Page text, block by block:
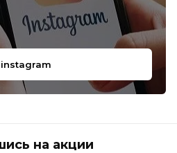
на акции